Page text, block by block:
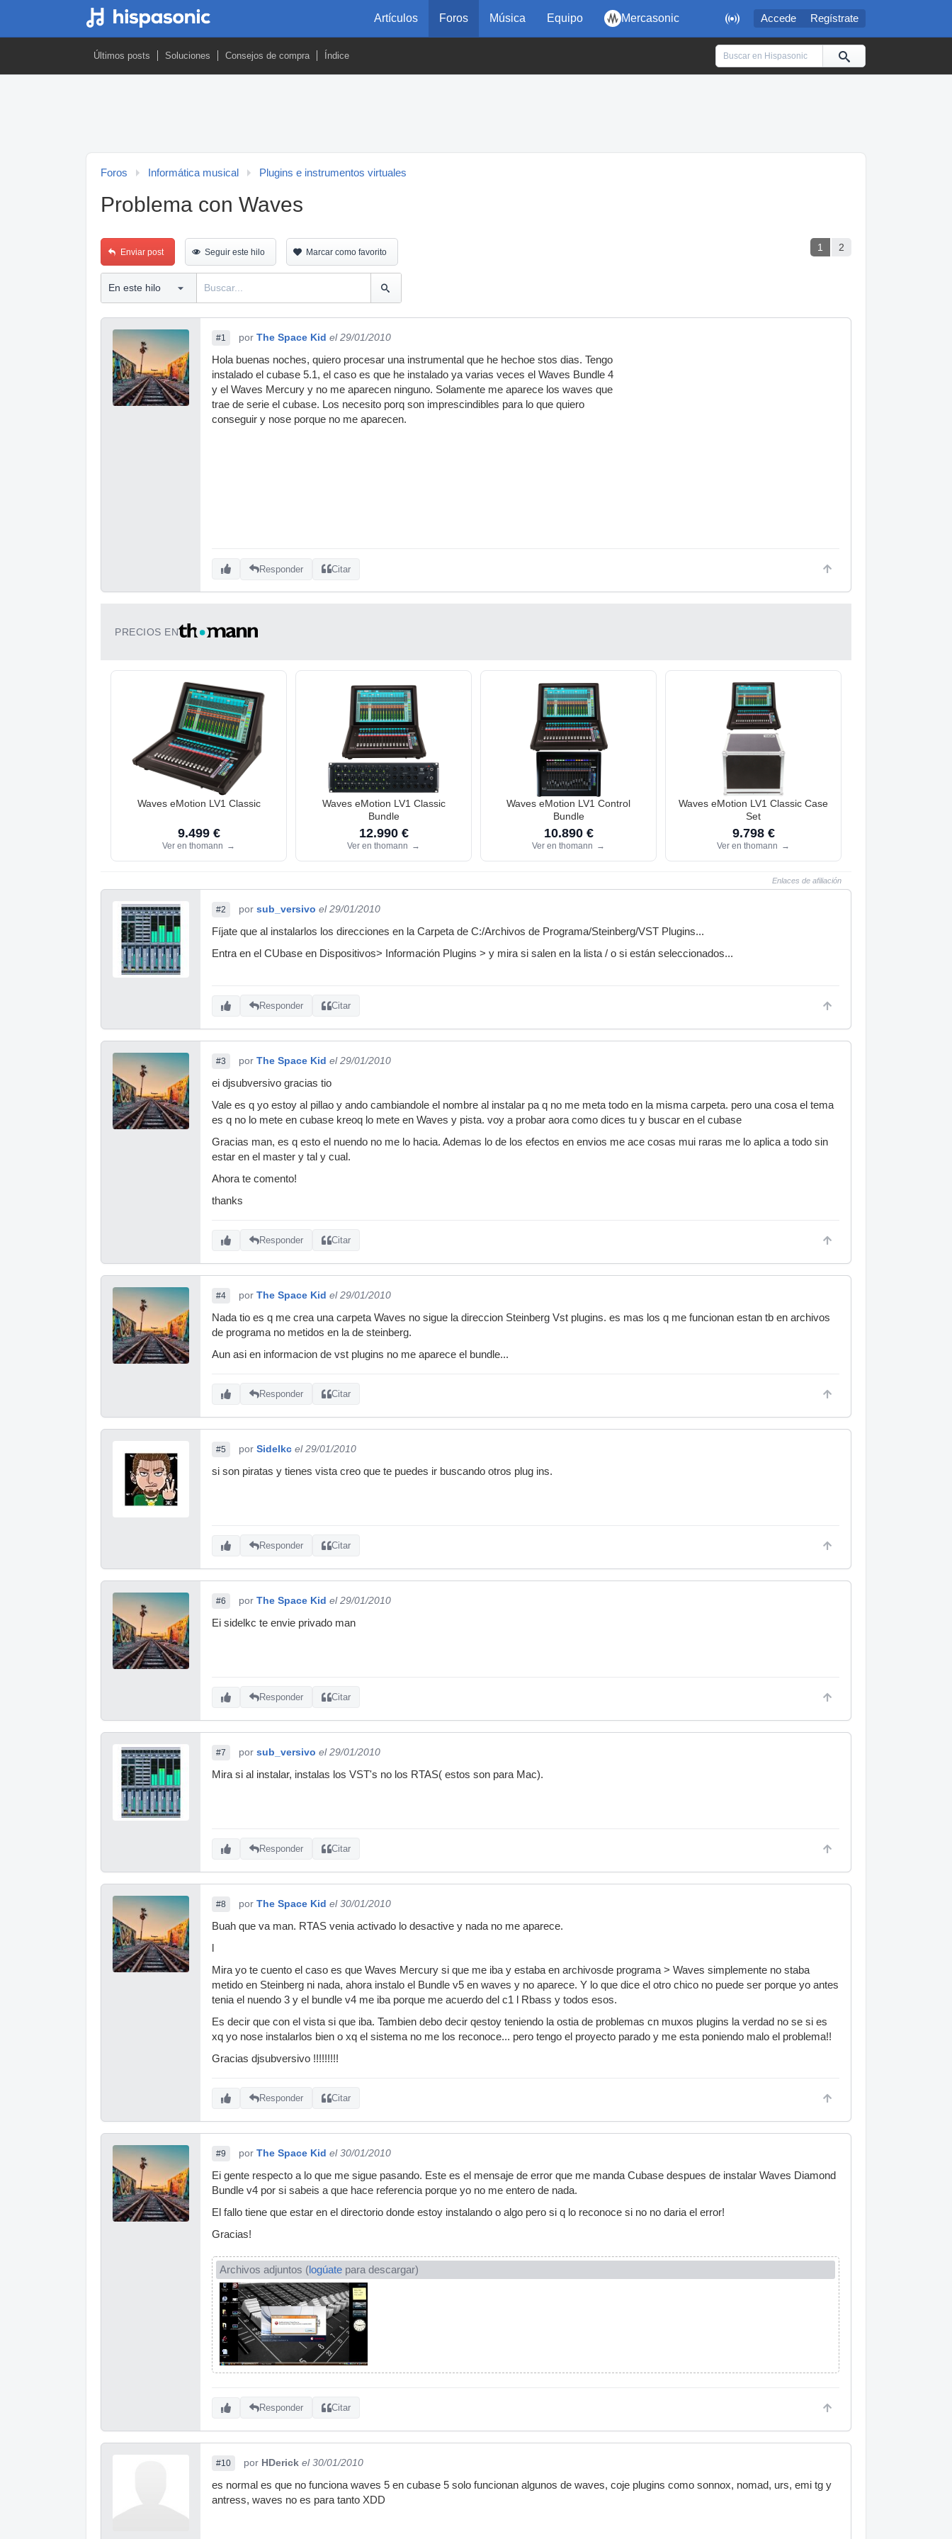
 Accede Regístrate
Artículos Foros Música Equipo Mercasonic
Últimos posts Soluciones Consejos de compra Índice
Foros Informática musical Plugins e instrumentos virtuales
Problema con Waves
1 2
Enviar post Seguir este hilo Marcar como favorito
#1 por The Space Kid el 29/01/2010
Hola buenas noches, quiero procesar una instrumental que he hechoe stos dias. Tengo
instalado el cubase 5.1, el caso es que he instalado ya varias veces el Waves Bundle 4
y el Waves Mercury y no me aparecen ninguno. Solamente me aparece los waves que
trae de serie el cubase. Los necesito porq son imprescindibles para lo que quiero
conseguir y nose porque no me aparecen.
Responder Citar
PRECIOS EN
Waves eMotion LV1 Classic
9.499 €
Ver en thomann →
Waves eMotion LV1 Classic
Bundle
12.990 €
Ver en thomann →
Waves eMotion LV1 Control
Bundle
10.890 €
Ver en thomann →
Waves eMotion LV1 Classic Case
Set
9.798 €
Ver en thomann →
Enlaces de afiliación
#2 por sub_versivo el 29/01/2010
Fíjate que al instalarlos los direcciones en la Carpeta de C:/Archivos de Programa/Steinberg/VST Plugins...
Entra en el CUbase en Dispositivos> Información Plugins > y mira si salen en la lista / o si están seleccionados...
Responder Citar
#3 por The Space Kid el 29/01/2010
ei djsubversivo gracias tio
Vale es q yo estoy al pillao y ando cambiandole el nombre al instalar pa q no me meta todo en la misma carpeta. pero una cosa el tema
es q no lo mete en cubase kreoq lo mete en Waves y pista. voy a probar aora como dices tu y buscar en el cubase
Gracias man, es q esto el nuendo no me lo hacia. Ademas lo de los efectos en envios me ace cosas mui raras me lo aplica a todo sin
estar en el master y tal y cual.
Ahora te comento!
thanks
Responder Citar
#4 por The Space Kid el 29/01/2010
Nada tio es q me crea una carpeta Waves no sigue la direccion Steinberg Vst plugins. es mas los q me funcionan estan tb en archivos
de programa no metidos en la de steinberg.
Aun asi en informacion de vst plugins no me aparece el bundle...
Responder Citar
#5 por Sidelkc el 29/01/2010
si son piratas y tienes vista creo que te puedes ir buscando otros plug ins.
Responder Citar
#6 por The Space Kid el 29/01/2010
Ei sidelkc te envie privado man
Responder Citar
#7 por sub_versivo el 29/01/2010
Mira si al instalar, instalas los VST's no los RTAS( estos son para Mac).
Responder Citar
#8 por The Space Kid el 30/01/2010
Buah que va man. RTAS venia activado lo desactive y nada no me aparece.
Mira yo te cuento el caso es que Waves Mercury si que me iba y estaba en archivosde programa > Waves simplemente no staba
metido en Steinberg ni nada, ahora instalo el Bundle v5 en waves y no aparece. Y lo que dice el otro chico no puede ser porque yo antes
tenia el nuendo 3 y el bundle v4 me iba porque me acuerdo del c1 l Rbass y todos esos.
Es decir que con el vista si que iba. Tambien debo decir qestoy teniendo la ostia de problemas cn muxos plugins la verdad no se si es
xq yo nose instalarlos bien o xq el sistema no me los reconoce... pero tengo el proyecto parado y me esta poniendo malo el problema!!
Gracias djsubversivo !!!!!!!!!
Responder Citar
#9 por The Space Kid el 30/01/2010
Ei gente respecto a lo que me sigue pasando. Este es el mensaje de error que me manda Cubase despues de instalar Waves Diamond
Bundle v4 por si sabeis a que hace referencia porque yo no me entero de nada.
El fallo tiene que estar en el directorio donde estoy instalando o algo pero si q lo reconoce si no no daria el error!
Gracias!
Archivos adjuntos (logúate para descargar)
Responder Citar
#10 por HDerick el 30/01/2010
es normal es que no funciona waves 5 en cubase 5 solo funcionan algunos de waves, coje plugins como sonnox, nomad, urs, emi tg y
antress, waves no es para tanto XDD